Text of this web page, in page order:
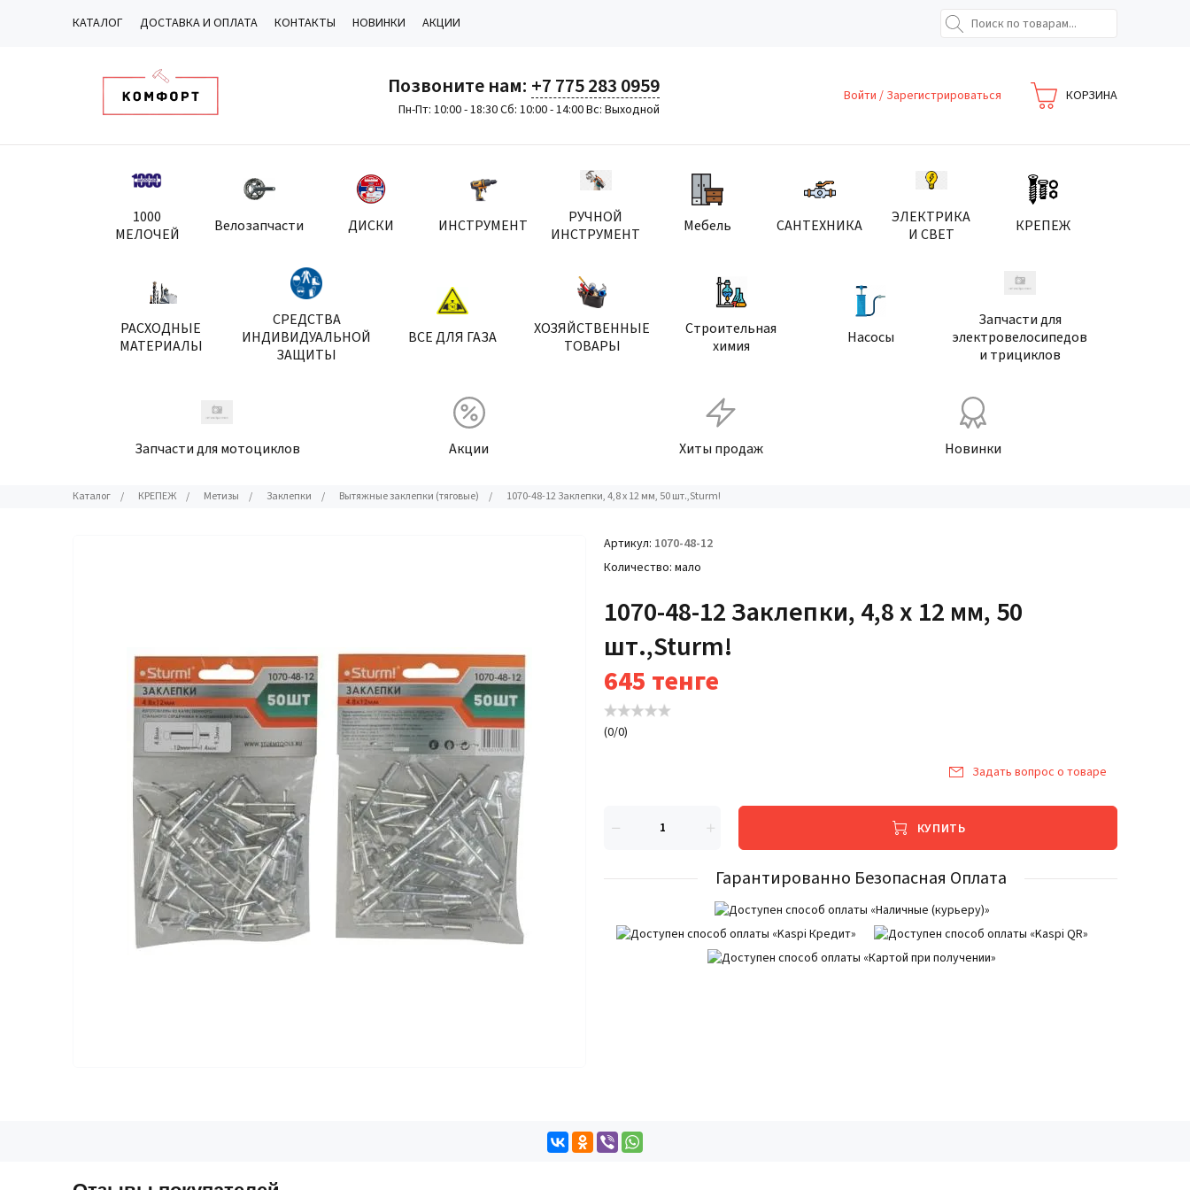
КАТАЛОГ ДОСТАВКА И ОПЛАТА КОНТАКТЫ НОВИНКИ АКЦИИ
Позвоните нам: +7 775 283 0959
Пн-Пт: 10:00 - 18:30 Сб: 10:00 - 14:00 Вс: Выходной
Войти / Зарегистрироваться КОРЗИНА
1000
МЕЛОЧЕЙ
Велозапчасти ДИСКИ ИНСТРУМЕНТ
РУЧНОЙ
ИНСТРУМЕНТ
Мебель САНТЕХНИКА
ЭЛЕКТРИКА
И СВЕТ
КРЕПЕЖ
РАСХОДНЫЕ
МАТЕРИАЛЫ
СРЕДСТВА
ИНДИВИДУАЛЬНОЙ
ЗАЩИТЫ
ВСЕ ДЛЯ ГАЗА
ХОЗЯЙСТВЕННЫЕ
ТОВАРЫ
Строительная
химия
Насосы
Запчасти для
электровелосипедов
и трициклов
Запчасти для мотоциклов Акции Хиты продаж Новинки
Каталог / КРЕПЕЖ / Метизы / Заклепки / Вытяжные заклепки (тяговые) / 1070-48-12 Заклепки, 4,8 х 12 мм, 50 шт.,Sturm!
Артикул 1070-48-12
Количество мало
1070-48-12 Заклепки, 4,8 х 12 мм, 50
шт.,Sturm!
645 тенге
(0/0)
Задать вопрос о товаре
КУПИТЬ
Гарантированно Безопасная Оплата